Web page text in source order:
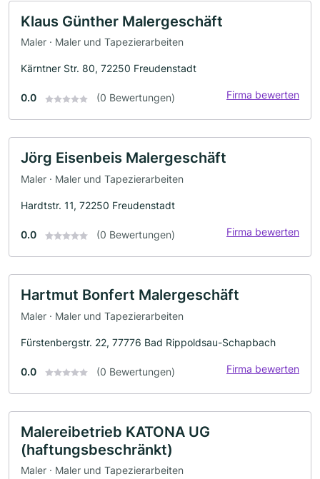
Klaus Günther Malergeschäft
Maler · Maler und Tapezierarbeiten
Kärntner Str. 80, 72250 Freudenstadt
0.0 (0 Bewertungen) Firma bewerten
Jörg Eisenbeis Malergeschäft
Maler · Maler und Tapezierarbeiten
Hardtstr. 11, 72250 Freudenstadt
0.0 (0 Bewertungen) Firma bewerten
Hartmut Bonfert Malergeschäft
Maler · Maler und Tapezierarbeiten
Fürstenbergstr. 22, 77776 Bad Rippoldsau-Schapbach
0.0 (0 Bewertungen) Firma bewerten
Malereibetrieb KATONA UG
(haftungsbeschränkt)
Maler · Maler und Tapezierarbeiten